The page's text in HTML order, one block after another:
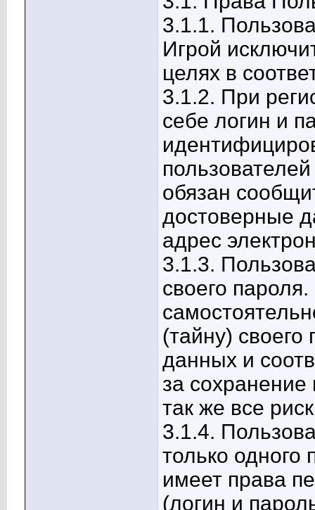
3.1.1.
Игрой
целях в
3.1.2. При
себе логин и
обязан
достоверные
адрес
3.1.3.
своего
(тайну)
данных и
за сохранение
так же все
3.1.4.
только одного
имеет права
(логин и